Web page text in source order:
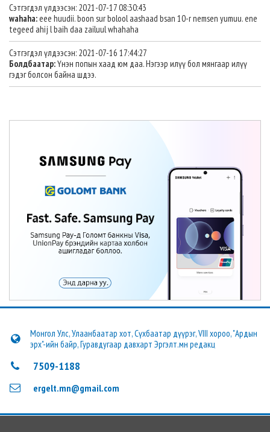
Сэтгэгдэл үлдээсэн: 2021-07-17 08:30:43
wahaha: eee huudii. boon sur bolool aashaad bsan 10-r nemsen yumuu. ene
tegeed ahij l baih daa zailuul whahaha
Сэтгэгдэл үлдээсэн: 2021-07-16 17:44:27
Болдбаатар:Үнэн попын хаад юм даа. Нэгээр илүү бол мянгаар илүү
гэдэг болсон байна шдээ.
Монгол Улс, Улаанбаатар хот, Сүхбаатар дүүрэг, VIII хороо, "Ардын
эрх"-ийн байр, Гуравдугаар давхарт Эргэлт.мн редакц
7509-1188
ergelt.mn@gmail.com